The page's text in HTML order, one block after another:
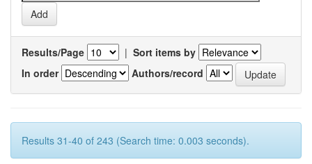
Results/Page | Sort items by
In order
Authors/record
Results 31-40 of 243 (Search time: 0.003 seconds).